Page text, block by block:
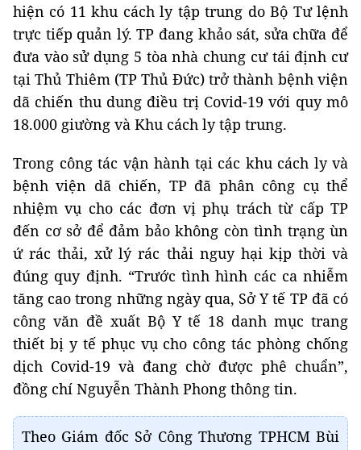
hiện có 11 khu cách ly tập trung do Bộ Tư lệnh
trực tiếp quản lý. TP đang khảo sát, sửa chữa để
đưa vào sử dụng 5 tòa nhà chung cư tái định cư
tại Thủ Thiêm (TP Thủ Đức) trở thành bệnh viện
dã chiến thu dung điều trị Covid-19 với quy mô
18.000 giường và Khu cách ly tập trung.
Trong công tác vận hành tại các khu cách ly và
bệnh viện dã chiến, TP đã phân công cụ thể
nhiệm vụ cho các đơn vị phụ trách từ cấp TP
đến cơ sở để đảm bảo không còn tình trạng ùn
ứ rác thải, xử lý rác thải nguy hại kịp thời và
đúng quy định. “Trước tình hình các ca nhiễm
tăng cao trong những ngày qua, Sở Y tế TP đã có
công văn đề xuất Bộ Y tế 18 danh mục trang
thiết bị y tế phục vụ cho công tác phòng chống
dịch Covid-19 và đang chờ được phê chuẩn”,
đồng chí Nguyễn Thành Phong thông tin.
Theo Giám đốc Sở Công Thương TPHCM Bùi